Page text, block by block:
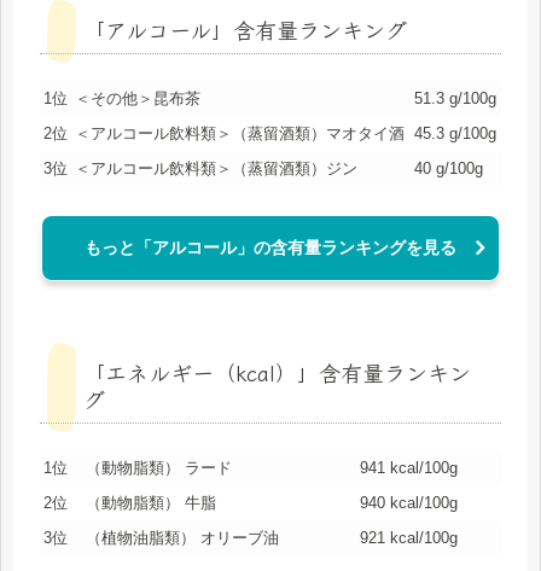
「アルコール」含有量ランキング
1位 ＜その他＞昆布茶
51.3 g/100g
2位
＜アルコール飲料類＞（蒸留酒類）マオタイ酒 45.3 g/100g
3位
＜アルコール飲料類＞（蒸留酒類）ジン 40 g/100g
もっと「アルコール」の含有量ランキングを見る
「エネルギー（kcal）」含有量ランキン
グ
1位 （動物脂類） ラード
941 kcal/100g
2位
（動物脂類） 牛脂
940 kcal/100g
3位
（植物油脂類） オリーブ油 921 kcal/100g